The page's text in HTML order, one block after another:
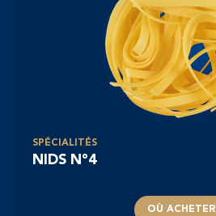
SPÉCIALITÉS
NIDS N°4
OÙ ACHETER